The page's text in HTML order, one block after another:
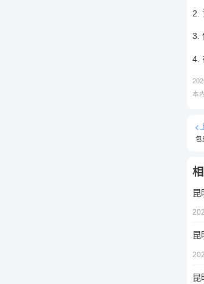
2.
3.
4.
本
包
昆
昆
昆